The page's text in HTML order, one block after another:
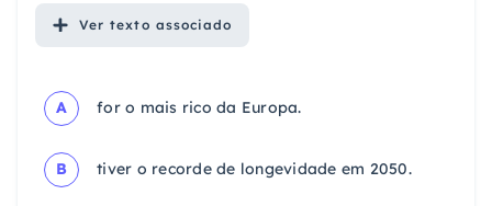
Ver texto associado
A for o mais rico da Europa.
B tiver o recorde de longevidade em 2050.